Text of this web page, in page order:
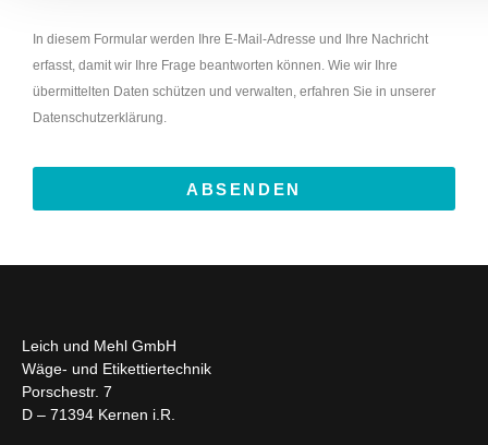
In diesem Formular werden Ihre E-Mail-Adresse und Ihre Nachricht
erfasst, damit wir Ihre Frage beantworten können. Wie wir Ihre
übermittelten Daten schützen und verwalten, erfahren Sie in unserer
Datenschutzerklärung.
ABSENDEN
Leich und Mehl GmbH
Wäge- und Etikettiertechnik
Porschestr. 7
D – 71394 Kernen i.R.